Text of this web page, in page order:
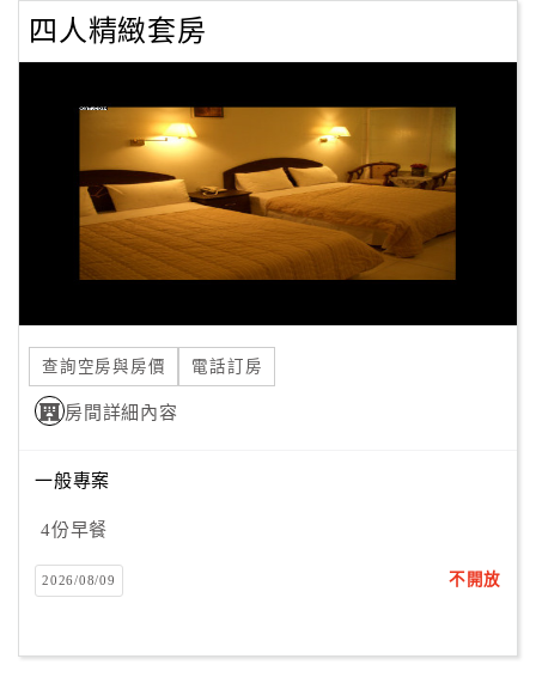
四人精緻套房
查詢空房與房價 電話訂房
房間詳細內容
一般專案
4份早餐
2026/08/09 不開放